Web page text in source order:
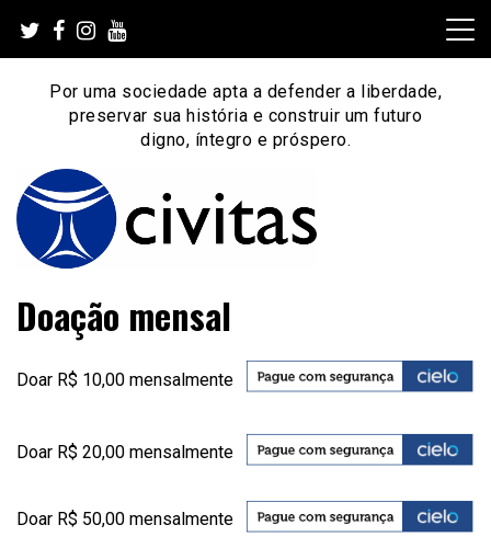
content
Por uma sociedade apta a defender a liberdade,
preservar sua história e construir um futuro
digno, íntegro e próspero.
Instituto Civitas
preservar sua história e construir um futuro digno, íntegro
e próspero.
Doação mensal
Doar R$ 10,00 mensalmente
Doar R$ 20,00 mensalmente
Doar R$ 50,00 mensalmente